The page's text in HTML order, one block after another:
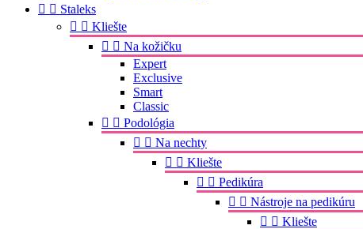
  Staleks
  Kliešte
  Na kožičku
Expert
Exclusive
Smart
Classic
  Podológia
  Na nechty
  Kliešte
  Pedikúra
  Nástroje na pedikúru
  Kliešte